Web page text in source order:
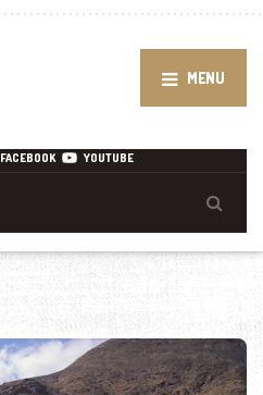
MENU
FACEBOOK YOUTUBE